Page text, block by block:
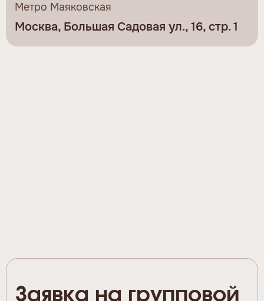
Метро Маяковская
Москва, Большая Садовая ул., 16, стр. 1
Заявка на групповой